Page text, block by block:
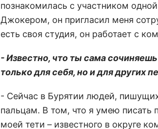
познакомилась с участником
Джокером, он пригласил меня
есть своя студия, он работает с
- Известно, что ты сама
только для себя, но и для других
- Сейчас в Бурятии людей,
пальцам. В том, что я умею писать
моей тети – известного в округе